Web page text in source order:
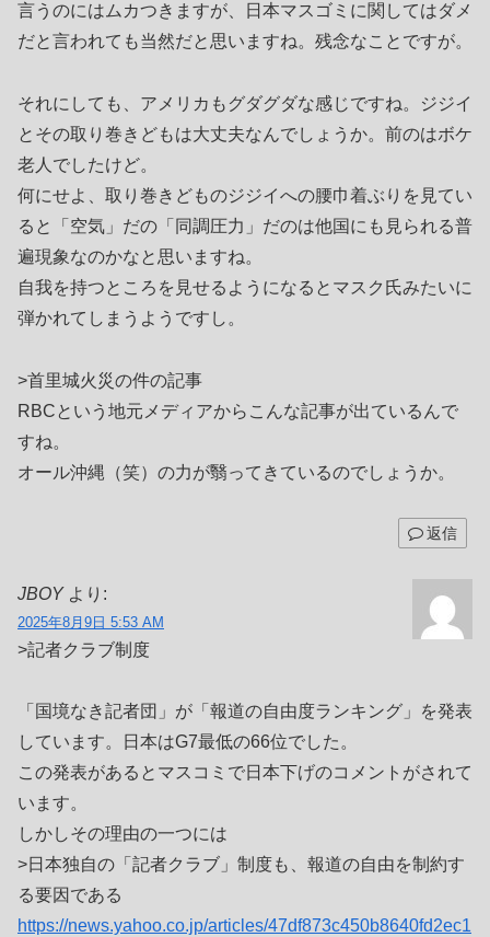
言うのにはムカつきますが、日本マスゴミに関してはダメ
だと言われても当然だと思いますね。残念なことですが。
それにしても、アメリカもグダグダな感じですね。ジジイ
とその取り巻きどもは大丈夫なんでしょうか。前のはボケ
老人でしたけど。
何にせよ、取り巻きどものジジイへの腰巾着ぶりを見てい
ると「空気」だの「同調圧力」だのは他国にも見られる普
遍現象なのかなと思いますね。
自我を持つところを見せるようになるとマスク氏みたいに
弾かれてしまうようですし。
>首里城火災の件の記事
RBCという地元メディアからこんな記事が出ているんで
すね。
オール沖縄（笑）の力が翳ってきているのでしょうか。
返信
JBOY より:
2025年8月9日 5:53 AM
>記者クラブ制度
「国境なき記者団」が「報道の自由度ランキング」を発表
しています。日本はG7最低の66位でした。
この発表があるとマスコミで日本下げのコメントがされて
います。
しかしその理由の一つには
>日本独自の「記者クラブ」制度も、報道の自由を制約す
る要因である
https://news.yahoo.co.jp/articles/47df873c450b8640fd2ec1